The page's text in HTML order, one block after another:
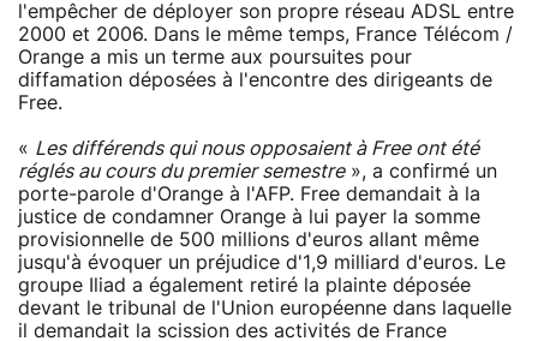
l'empêcher de déployer son propre réseau ADSL entre
2000 et 2006. Dans le même temps, France Télécom /
Orange a mis un terme aux poursuites pour
diffamation déposées à l'encontre des dirigeants de
Free.
« Les différends qui nous opposaient à Free ont été
réglés au cours du premier semestre», a confirmé un
porte-parole d'Orange à l'AFP. Free demandait à la
justice de condamner Orange à lui payer la somme
provisionnelle de 500 millions d'euros allant même
jusqu'à évoquer un préjudice d'1,9 milliard d'euros. Le
groupe Iliad a également retiré la plainte déposée
devant le tribunal de l'Union européenne dans laquelle
il demandait la scission des activités de France